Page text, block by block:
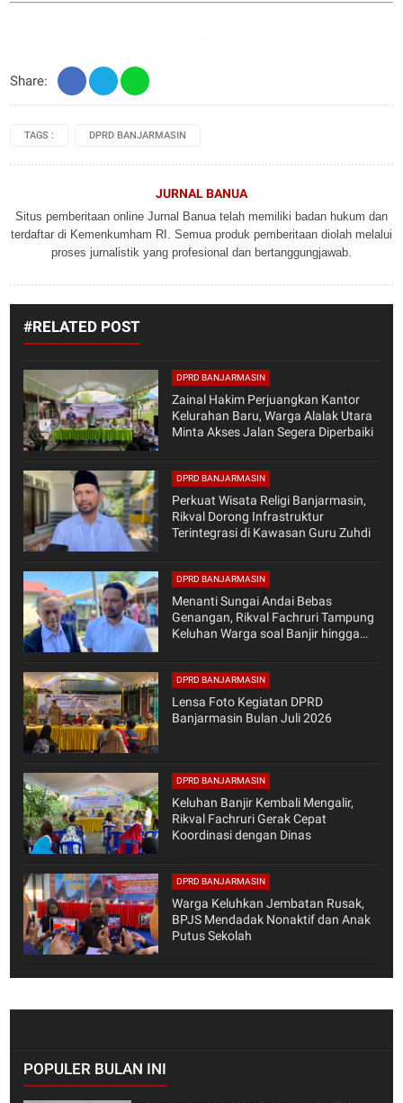
Share:
TAGS : DPRD BANJARMASIN
JURNAL BANUA
Situs pemberitaan online Jurnal Banua telah memiliki badan hukum dan
terdaftar di Kemenkumham RI. Semua produk pemberitaan diolah melalui
proses jurnalistik yang profesional dan bertanggungjawab.
#RELATED POST
DPRD BANJARMASIN
Zainal Hakim Perjuangkan Kantor
Kelurahan Baru, Warga Alalak Utara
Minta Akses Jalan Segera Diperbaiki
DPRD BANJARMASIN
Perkuat Wisata Religi Banjarmasin,
Rikval Dorong Infrastruktur
Terintegrasi di Kawasan Guru Zuhdi
DPRD BANJARMASIN
Menanti Sungai Andai Bebas
Genangan, Rikval Fachruri Tampung
Keluhan Warga soal Banjir hingga
DPRD BANJARMASIN
Lensa Foto Kegiatan DPRD
Banjarmasin Bulan Juli 2026
DPRD BANJARMASIN
Keluhan Banjir Kembali Mengalir,
Rikval Fachruri Gerak Cepat
Koordinasi dengan Dinas
DPRD BANJARMASIN
Warga Keluhkan Jembatan Rusak,
BPJS Mendadak Nonaktif dan Anak
Putus Sekolah
POPULER BULAN INI